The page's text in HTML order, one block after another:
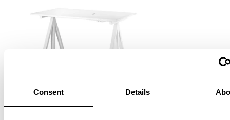
Consent Details
升降办公桌 140x78 白色/白色层压面
CNY 17,145.00